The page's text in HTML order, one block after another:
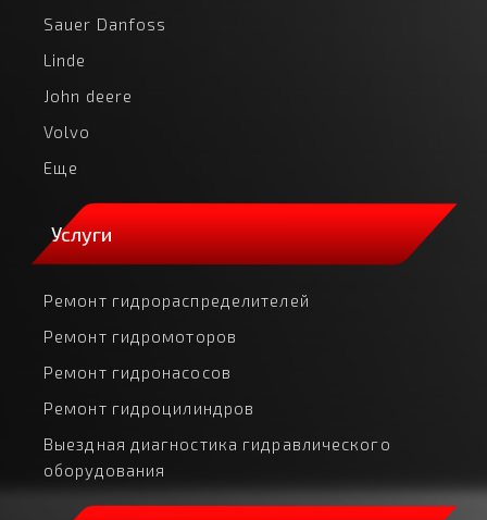
Sauer Danfoss
Linde
John deere
Volvo
Еще
Услуги
Ремонт гидрораспределителей
Ремонт гидромоторов
Ремонт гидронасосов
Ремонт гидроцилиндров
Выездная диагностика гидравлического
оборудования